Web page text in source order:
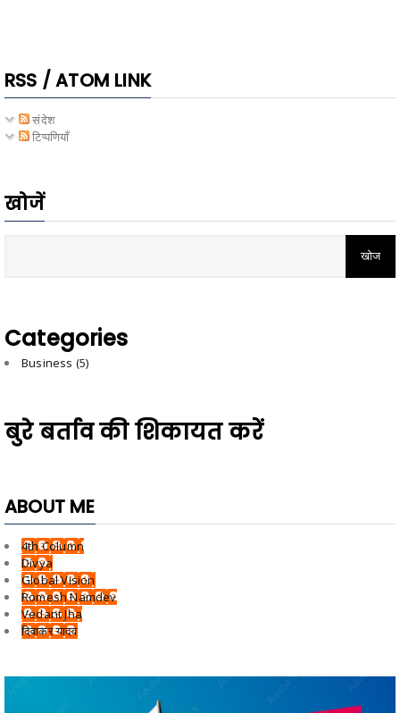
RSS / ATOM LINK
संदेश
टिप्पणियाँ
खोजें
Categories
Business (5)
बुरे बर्ताव की शिकायत करें
ABOUT ME
4th Column
Divya
Global Vision
Romesh Namdev
Vedant Jha
दिवाकर यादव